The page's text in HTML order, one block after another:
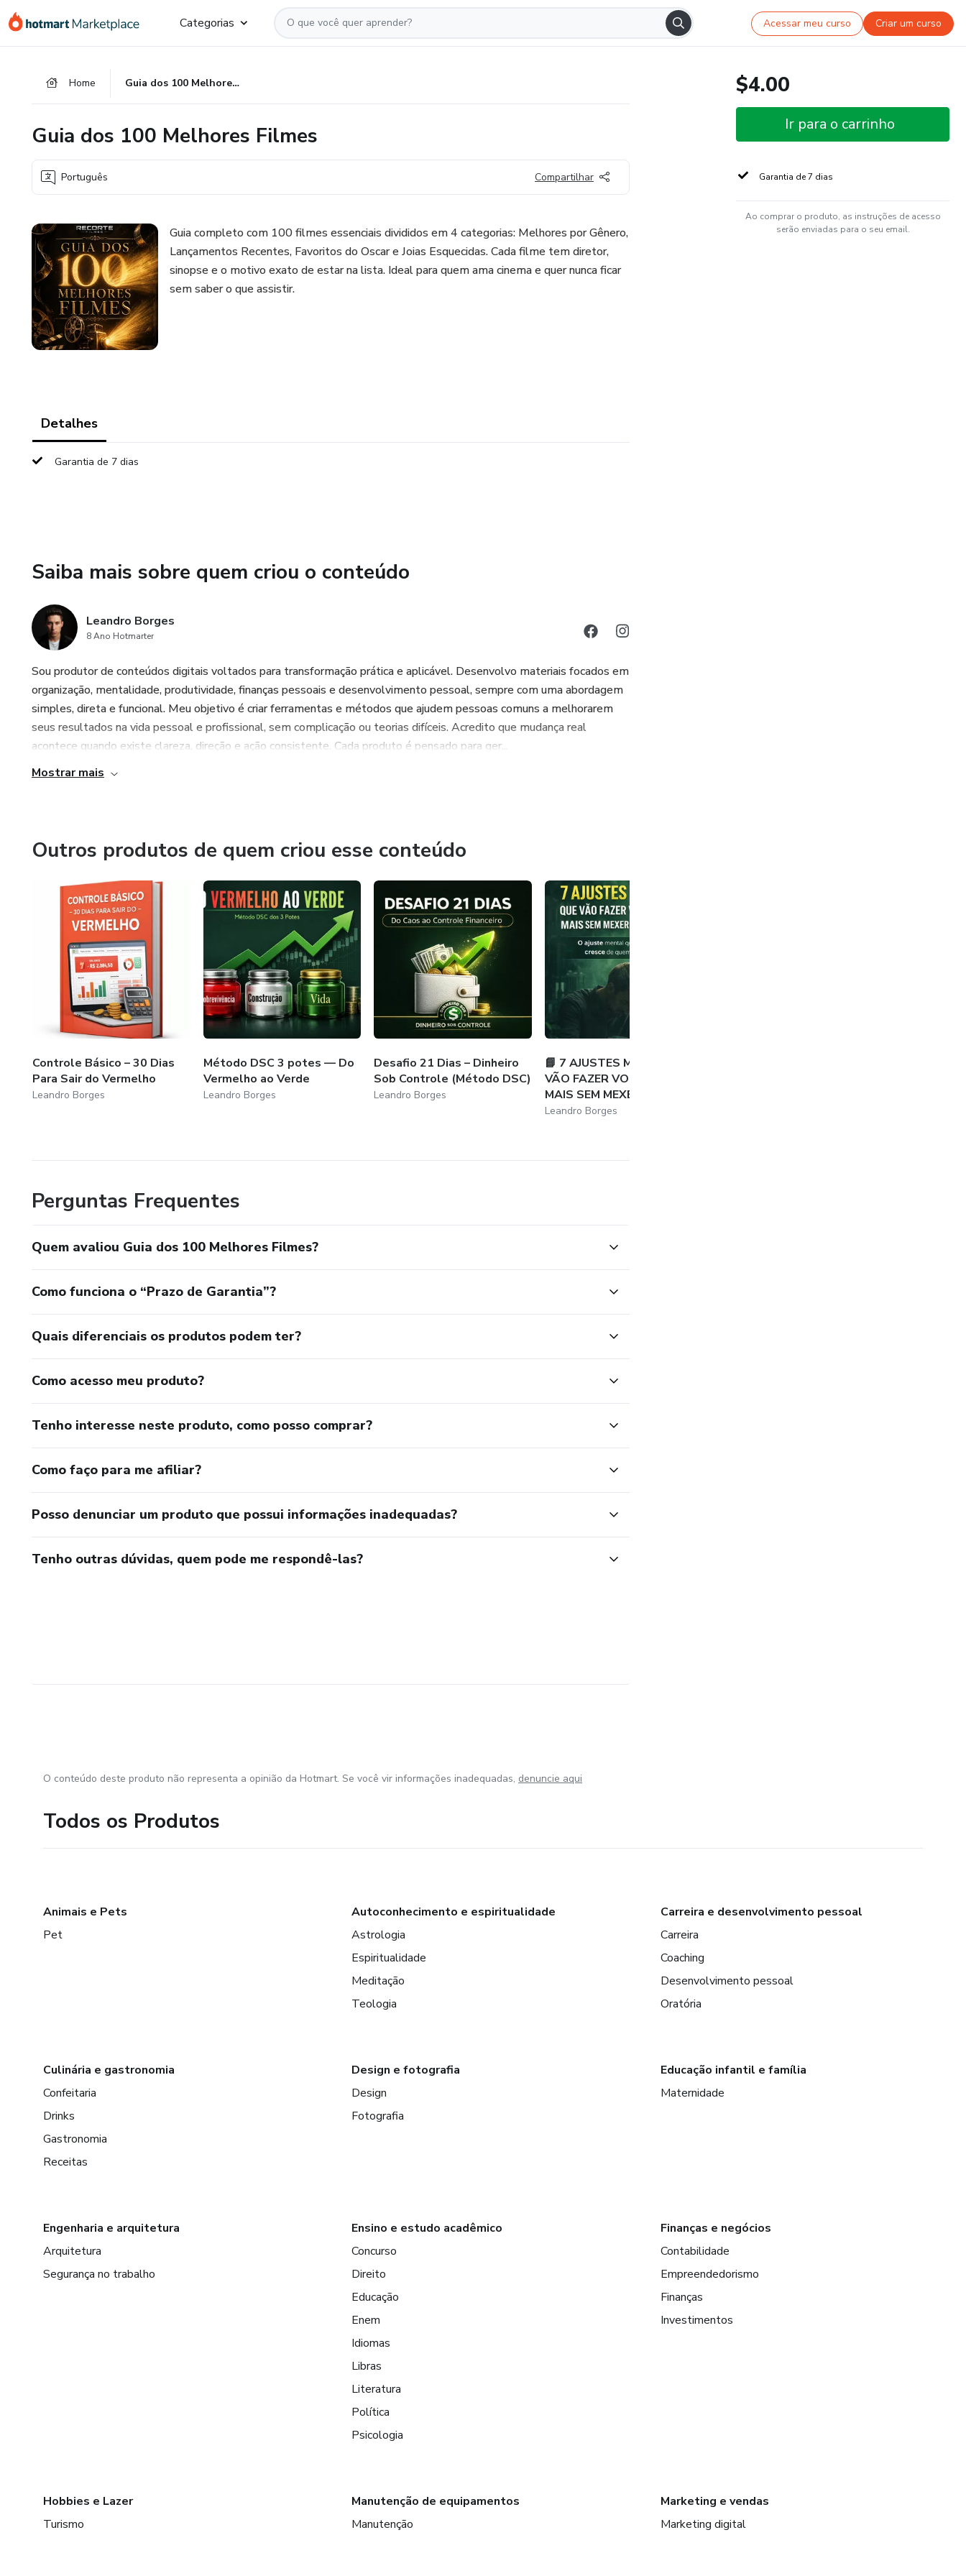
para
para
para
Categorias Acessar meu curso Criar um curso
Home Guia dos 100 Melhores Filmes
Guia dos 100 Melhores Filmes
Português Compartilhar
Guia completo com 100 filmes essenciais divididos em 4 categorias: Melhores por Gênero,
Lançamentos Recentes, Favoritos do Oscar e Joias Esquecidas. Cada filme tem diretor,
sinopse e o motivo exato de estar na lista. Ideal para quem ama cinema e quer nunca ficar
sem saber o que assistir.
Detalhes
Garantia de 7 dias
Saiba mais sobre quem criou o conteúdo
Leandro Borges
8 Ano Hotmarter
Sou produtor de conteúdos digitais voltados para transformação prática e aplicável. Desenvolvo materiais focados em
organização, mentalidade, produtividade, finanças pessoais e desenvolvimento pessoal, sempre com uma abordagem
simples, direta e funcional. Meu objetivo é criar ferramentas e métodos que ajudem pessoas comuns a melhorarem
seus resultados na vida pessoal e profissional, sem complicação ou teorias difíceis. Acredito que mudança real
acontece quando existe clareza, direção e ação consistente. Cada produto é pensado para ger...
Mostrar mais
Outros produtos de quem criou esse conteúdo
Controle Básico – 30 Dias
Para Sair do Vermelho
Leandro Borges
Método DSC 3 potes — Do
Vermelho ao Verde
Leandro Borges
Desafio 21 Dias – Dinheiro
Sob Controle (Método DSC)
Leandro Borges
📘 7 AJUSTES MENTAIS QUE
VÃO FAZER VOCÊ GANHAR
MAIS SEM MEXE...
Leandro Borges
Perguntas Frequentes
Quem avaliou Guia dos 100 Melhores Filmes?
Como funciona o “Prazo de Garantia”?
Quais diferenciais os produtos podem ter?
Como acesso meu produto?
Tenho interesse neste produto, como posso comprar?
Como faço para me afiliar?
Posso denunciar um produto que possui informações inadequadas?
Tenho outras dúvidas, quem pode me respondê-las?
$4.00
Ir para o carrinho
Garantia de 7 dias
Ao comprar o produto, as instruções de acesso
serão enviadas para o seu email.
O conteúdo deste produto não representa a opinião da Hotmart. Se você vir informações inadequadas, denuncie aqui
Todos os Produtos
Animais e Pets
Pet
Autoconhecimento e espiritualidade
Astrologia
Espiritualidade
Meditação
Teologia
Carreira e desenvolvimento pessoal
Carreira
Coaching
Desenvolvimento pessoal
Oratória
Culinária e gastronomia
Confeitaria
Drinks
Gastronomia
Receitas
Design e fotografia
Design
Fotografia
Educação infantil e família
Maternidade
Engenharia e arquitetura
Arquitetura
Segurança no trabalho
Ensino e estudo acadêmico
Concurso
Direito
Educação
Enem
Idiomas
Libras
Literatura
Política
Psicologia
Finanças e negócios
Contabilidade
Empreendedorismo
Finanças
Investimentos
Hobbies e Lazer
Turismo
Manutenção de equipamentos
Manutenção
Marketing e vendas
Marketing digital